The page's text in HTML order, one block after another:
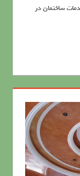
ساختمان در